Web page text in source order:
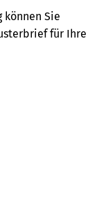
können Sie
für Ihre